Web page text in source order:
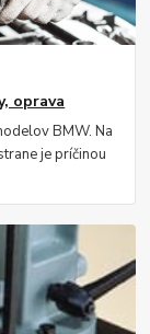
oprava
BMW. Na
je príčinou